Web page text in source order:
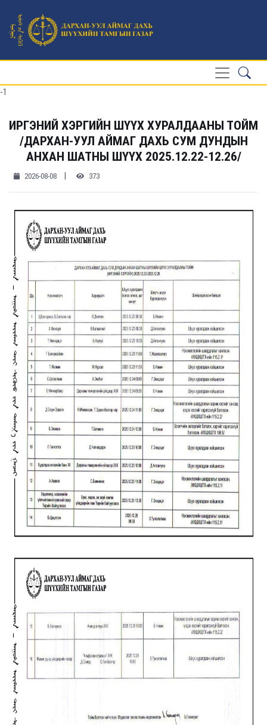
-1
ИРГЭНИЙ ХЭРГИЙН ШҮҮХ ХУРАЛДААНЫ ТОЙМ
/ДАРХАН-УУЛ АЙМАГ ДАХЬ СУМ ДУНДЫН
АНХАН ШАТНЫ ШҮҮХ 2025.12.22-12.26/
2026-08-08 | 373